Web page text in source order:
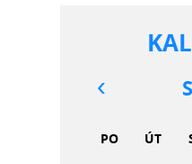
PO ÚT